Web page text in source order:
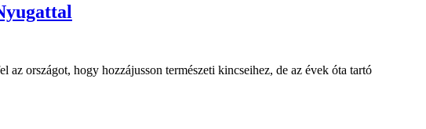
országot, hogy hozzájusson természeti kincseihez, de az évek óta tartó